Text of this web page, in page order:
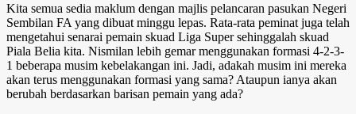
Kita semua sedia maklum dengan majlis pelancaran pasukan Negeri
Sembilan FA yang dibuat minggu lepas. Rata-rata peminat juga telah
mengetahui senarai pemain skuad Liga Super sehinggalah skuad
Piala Belia kita. Nismilan lebih gemar menggunakan formasi 4-2-3-
1 beberapa musim kebelakangan ini. Jadi, adakah musim ini mereka
akan terus menggunakan formasi yang sama? Ataupun ianya akan
berubah berdasarkan barisan pemain yang ada?